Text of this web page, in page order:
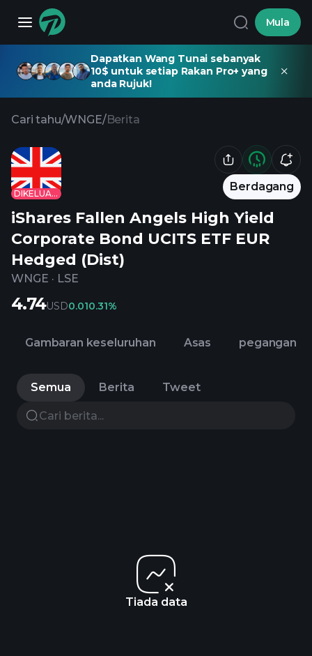
Mula
Dapatkan Wang Tunai sebanyak
10$ untuk setiap Rakan Pro+ yang
anda Rujuk!
Cari tahu/WNGE/Berita
DIKELUARKAN
Berdagang
iShares Fallen Angels High Yield
Corporate Bond UCITS ETF EUR
Hedged (Dist)
WNGE · LSE
4.74USD0.010.31%
Gambaran keseluruhan Asas pegangan
Semua Berita Tweet
Tiada data